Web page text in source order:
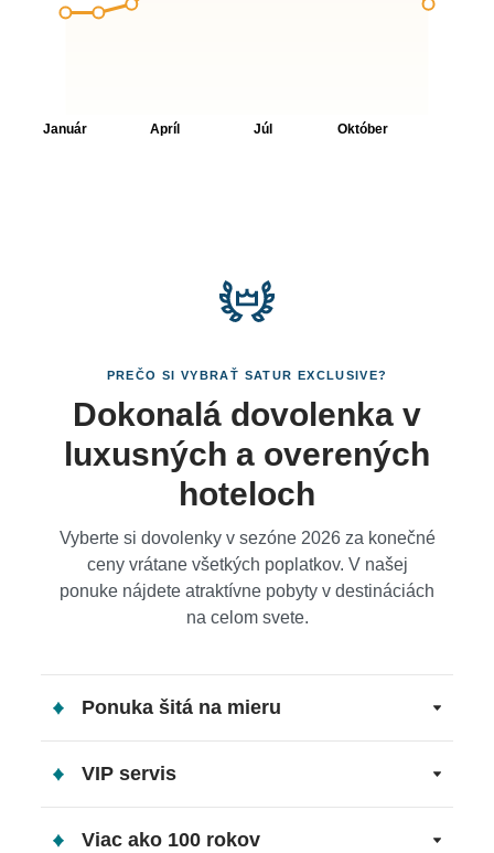
PREČO SI VYBRAŤ SATUR EXCLUSIVE?
Dokonalá dovolenka v
luxusných a overených
hoteloch
Vyberte si dovolenky v sezóne 2026 za konečné
ceny vrátane všetkých poplatkov. V našej
ponuke nájdete atraktívne pobyty v destináciách
na celom svete.
Ponuka šitá na mieru
VIP servis
Viac ako 100 rokov